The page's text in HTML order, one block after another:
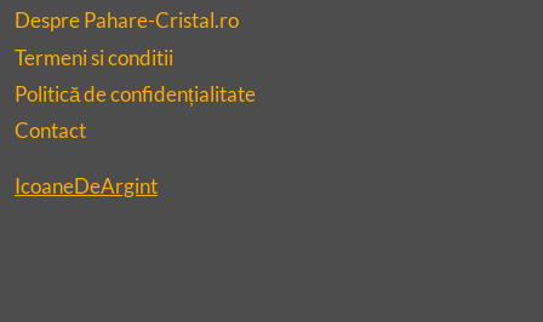
Despre Pahare-Cristal.ro
Termeni si conditii
Politică de confidențialitate
Contact
IcoaneDeArgint